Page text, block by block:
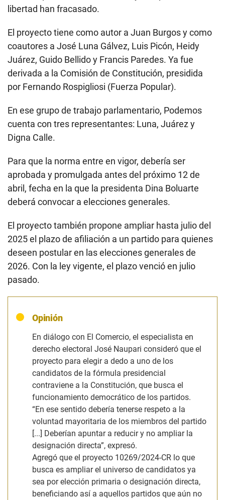
libertad han fracasado.
El proyecto tiene como autor a Juan Burgos y como
coautores a José Luna Gálvez, Luis Picón, Heidy
Juárez, Guido Bellido y Francis Paredes. Ya fue
derivada a la Comisión de Constitución, presidida
por Fernando Rospigliosi (Fuerza Popular).
En ese grupo de trabajo parlamentario, Podemos
cuenta con tres representantes: Luna, Juárez y
Digna Calle.
Para que la norma entre en vigor, debería ser
aprobada y promulgada antes del próximo 12 de
abril, fecha en la que la presidenta Dina Boluarte
deberá convocar a elecciones generales.
El proyecto también propone ampliar hasta julio del
2025 el plazo de afiliación a un partido para quienes
deseen postular en las elecciones generales de
2026. Con la ley vigente, el plazo venció en julio
pasado.
Opinión
En diálogo con El Comercio, el especialista en
derecho electoral José Naupari consideró que el
proyecto para elegir a dedo a uno de los
candidatos de la fórmula presidencial
contraviene a la Constitución, que busca el
funcionamiento democrático de los partidos.
“En ese sentido debería tenerse respeto a la
voluntad mayoritaria de los miembros del partido
[...] Deberían apuntar a reducir y no ampliar la
designación directa”, expresó.
Agregó que el proyecto 10269/2024-CR lo que
busca es ampliar el universo de candidatos ya
sea por elección primaria o designación directa,
beneficiando así a aquellos partidos que aún no